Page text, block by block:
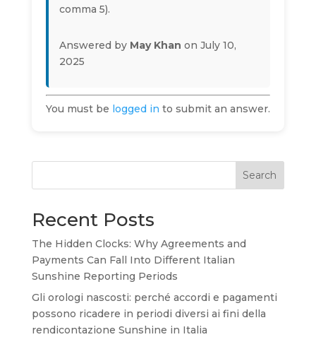
comma 5).
Answered by May Khan on July 10,
2025
You must be logged in to submit an answer.
Search
Recent Posts
The Hidden Clocks: Why Agreements and
Payments Can Fall Into Different Italian
Sunshine Reporting Periods
Gli orologi nascosti: perché accordi e pagamenti
possono ricadere in periodi diversi ai fini della
rendicontazione Sunshine in Italia